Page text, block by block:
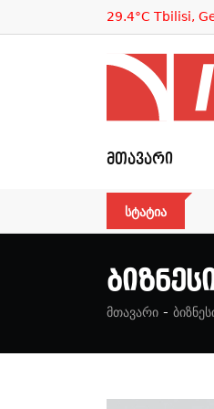
29.4°C Tbilisi,
ᲛᲗᲐᲕᲐᲠᲘ
ᲡᲢᲐᲢᲘᲐ
მთავარი -